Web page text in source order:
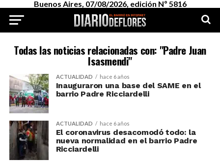
Buenos Aires, 07/08/2026, edición Nº 5816
Todas las noticias relacionadas con: "Padre Juan
Isasmendi"
ACTUALIDAD hace 6 años
Inauguraron una base del SAME en el
barrio Padre Ricciardelli
ACTUALIDAD hace 6 años
El coronavirus desacomodó todo: la
nueva normalidad en el barrio Padre
Ricciardelli